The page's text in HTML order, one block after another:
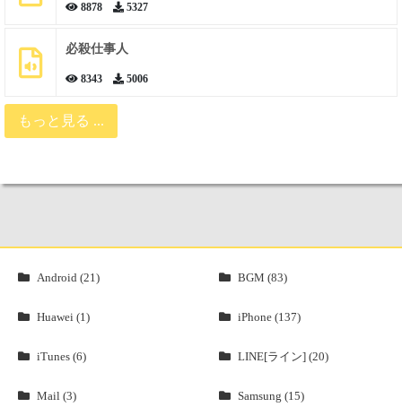
8878 5327
必殺仕事人
8343 5006
もっと見る ...
Android (21) BGM (83)
Huawei (1) iPhone (137)
iTunes (6) LINE[ライン] (20)
Mail (3) Samsung (15)